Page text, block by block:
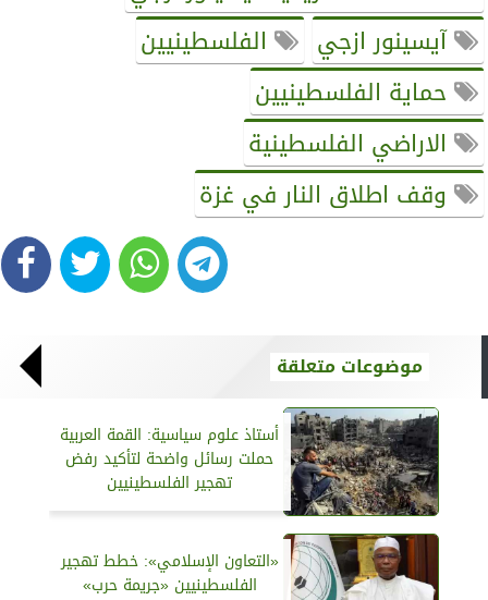
آيسينور ازجي
الفلسطينيين
حماية الفلسطينيين
الاراضي الفلسطينية
وقف اطلاق النار في غزة
موضوعات متعلقة
أستاذ علوم سياسية: القمة العربية
حملت رسائل واضحة لتأكيد رفض
تهجير الفلسطينيين
«التعاون الإسلامي»: خطط تهجير
الفلسطينيين «جريمة حرب»